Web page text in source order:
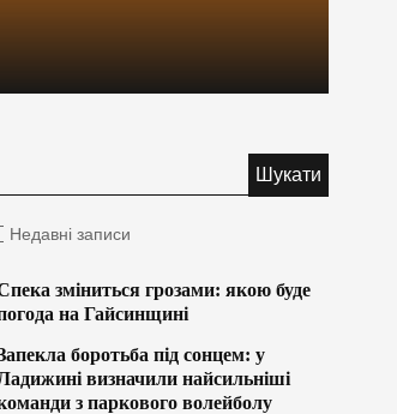
Недавні записи
зміниться грозами: якою буде
на Гайсинщині
боротьба під сонцем: у
визначили найсильніші
з паркового волейболу